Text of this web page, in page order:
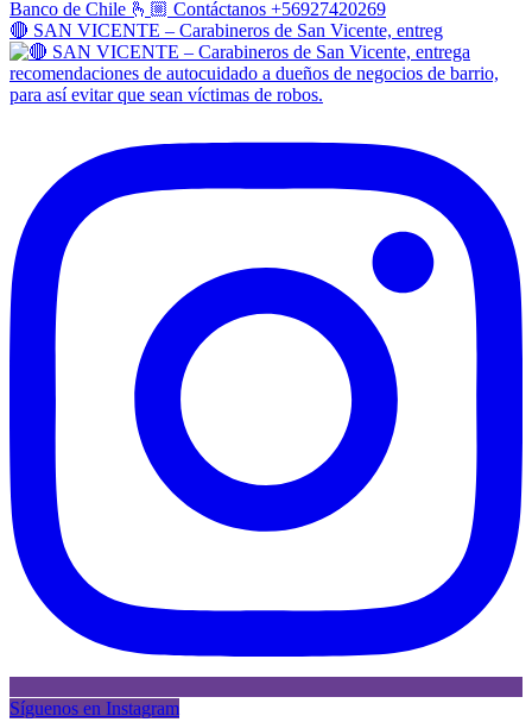
🔴 SAN VICENTE – Carabineros de San Vicente, entreg
Síguenos en Instagram